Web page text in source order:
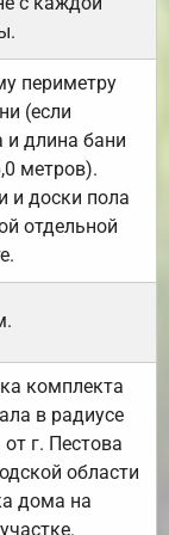
периметру
(если
и длина бани
метров).
и доски пола
отдельной
комплекта
в радиусе
г. Пестова
области
дома на